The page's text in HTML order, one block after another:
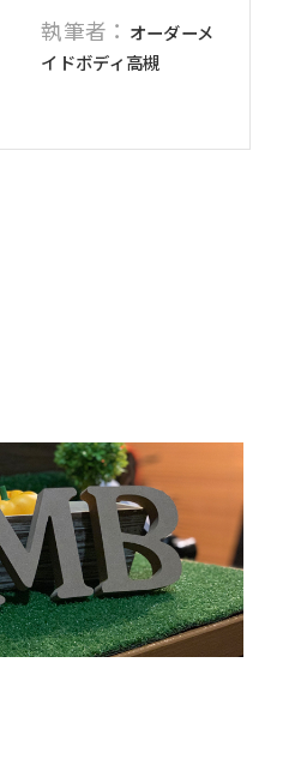
執筆者： オーダーメ
イドボディ高槻